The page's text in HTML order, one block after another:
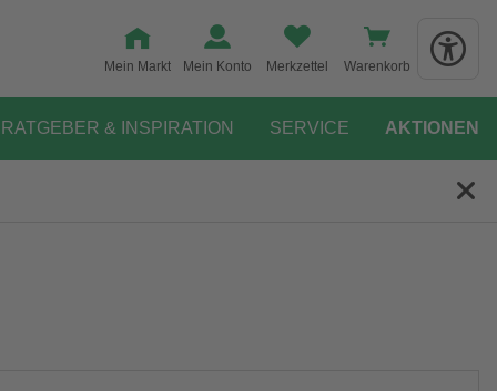
Mein Markt Mein Konto Merkzettel Warenkorb
RATGEBER & INSPIRATION SERVICE AKTIONEN